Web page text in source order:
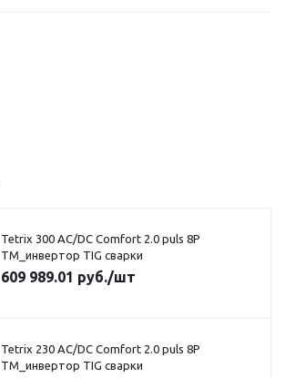
Tetrix 300 AC/DC Comfort 2.0 puls 8P
TM_инвертор TIG сварки
609 989.01 руб./шт
Tetrix 230 AC/DC Comfort 2.0 puls 8P
TM_инвертор TIG сварки